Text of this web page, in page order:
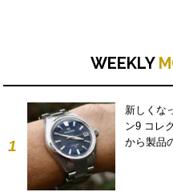
WEEKLY
1
新しくな
ン9 コレ
から製品